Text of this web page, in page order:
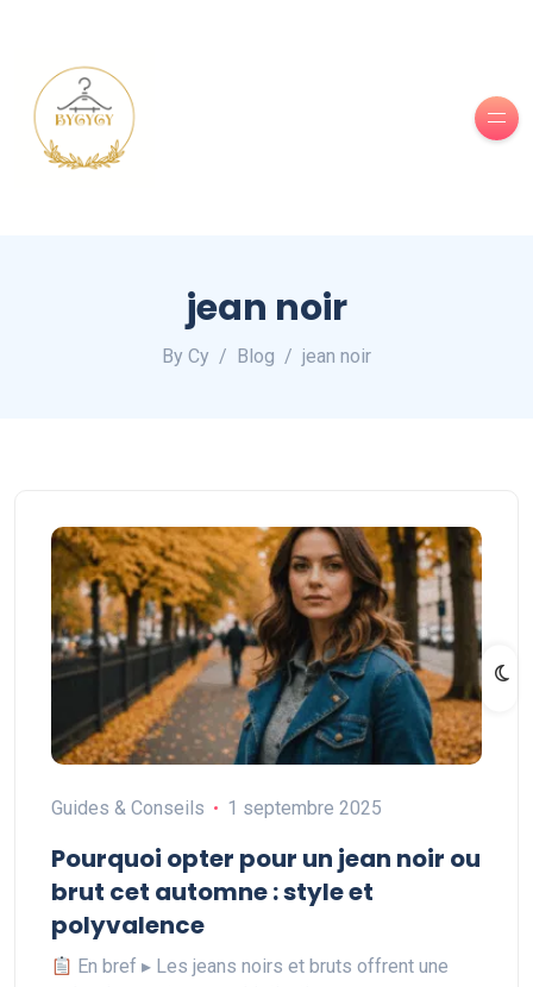
jean noir
By Cy Blog jean noir
Guides & Conseils 1 septembre 2025
Pourquoi opter pour un jean noir ou
brut cet automne : style et
polyvalence
En bref ▸ Les jeans noirs et bruts offrent une